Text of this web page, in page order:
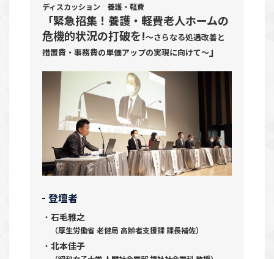
ディスカッション 養護・軽費
「緊急招集！養護・軽費老人ホームの
危機的状況の打破を!～さらなる処遇改善と
措置費・事務費の単価アップの実現に向けて～ 」
登壇者
石毛雅之
（厚生労働省 老健局 高齢者支援課 課長補佐）
北本佳子